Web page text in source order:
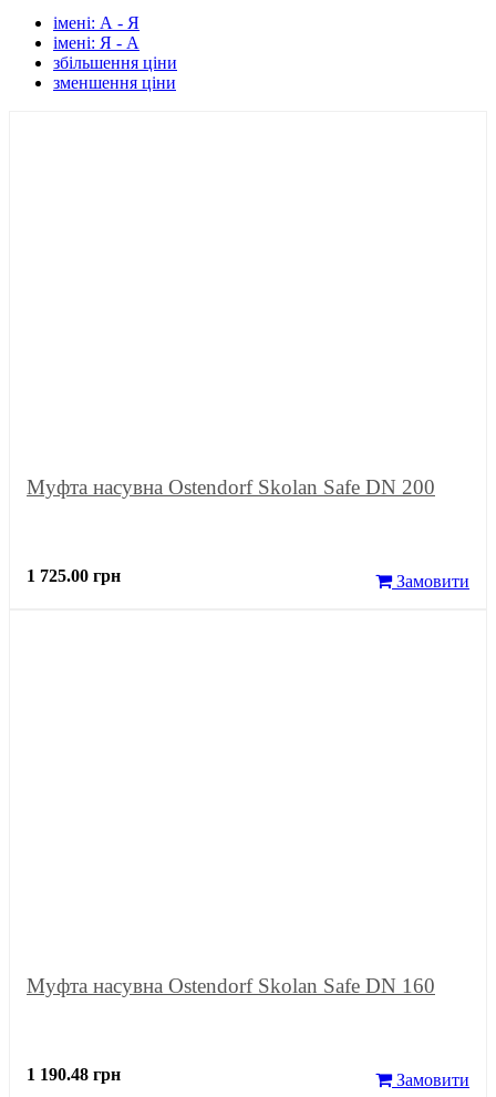
імені: А - Я
імені: Я - А
збільшення ціни
зменшення ціни
Муфта насувна Ostendorf Skolan Safe DN 200
1 725.00 грн Замовити
Муфта насувна Ostendorf Skolan Safe DN 160
1 190.48 грн Замовити